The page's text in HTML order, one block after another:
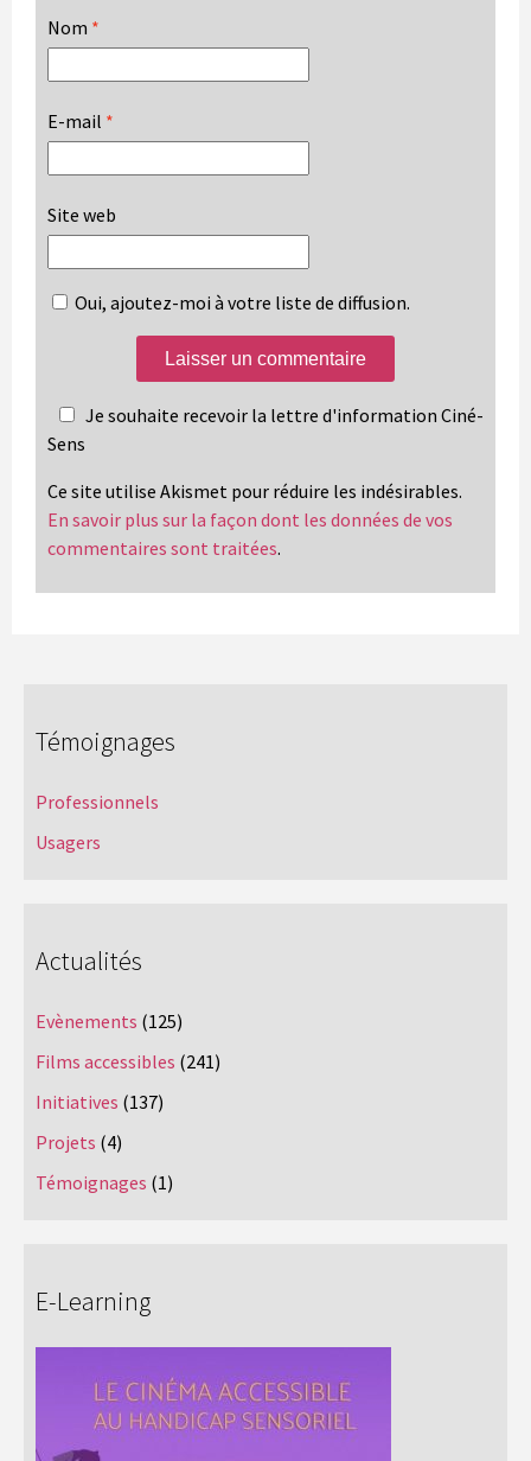
Nom *
E-mail *
Site web
Oui, ajoutez-moi à votre liste de diffusion.
Je souhaite recevoir la lettre d'information Ciné-
Sens
Ce site utilise Akismet pour réduire les indésirables.
En savoir plus sur la façon dont les données de vos
commentaires sont traitées.
Témoignages
Professionnels
Usagers
Actualités
Evènements (125)
Films accessibles (241)
Initiatives (137)
Projets (4)
Témoignages (1)
E-Learning